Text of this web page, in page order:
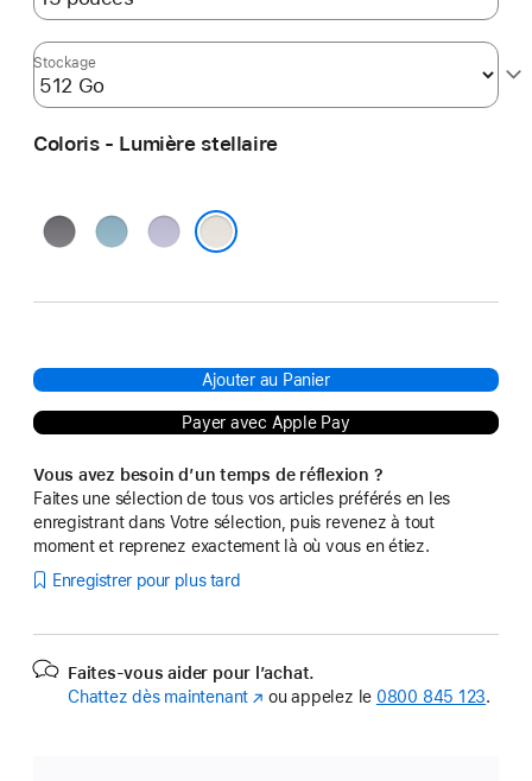
Stockage
Coloris - Lumière stellaire
Gris
Bleu Violet
Ajouter au Panier
Payer avec Apple Pay
Vous avez besoin d’un temps de réflexion ?
Faites une sélection de tous vos articles préférés en les
enregistrant dans Votre sélection, puis revenez à tout
moment et reprenez exactement là où vous en étiez.
Enregistrer pour plus tard
Faites-vous aider pour l’achat.
Chattez dès maintenant (s’ouvre
ou appelez le 0800 845 123.